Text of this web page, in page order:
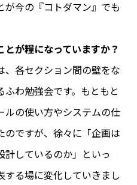
今の『コトダマン』でも
が糧になっていますか？
、各セクション間の壁をな
わ勉強会です。もともと
ルの使い方やシステムの仕
ですが、徐々に「企画は
計しているのか」といっ
する場に変化していきまし